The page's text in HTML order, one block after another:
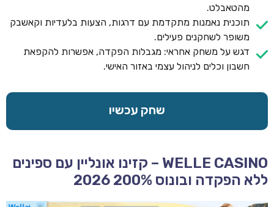
מהטאבלט.
תוכנית נאמנות מתקדמת עם דרגות, הצעות בלעדיות וקאשבק
משופר לשחקנים פעילים.
דגש על משחק אחראי: מגבלות הפקדה, אפשרות להקפאת
חשבון וכלים לניהול עצמי באזור האישי.
שחק עכשיו
WELLE CASINO – קזינו אונליין עם ספינים
ללא הפקדה ובונוס 200% 2026